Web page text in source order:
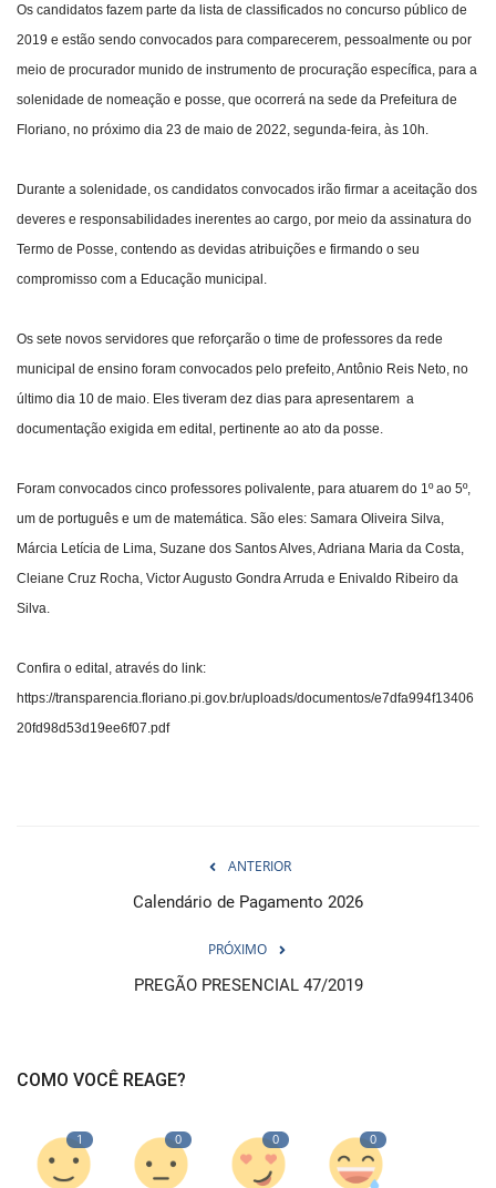
Os candidatos fazem parte da lista de classificados no concurso público de
2019 e estão sendo convocados para comparecerem, pessoalmente ou por
meio de procurador munido de instrumento de procuração específica, para a
solenidade de nomeação e posse, que ocorrerá na sede da Prefeitura de
Floriano, no próximo dia 23 de maio de 2022, segunda-feira, às 10h.
Durante a solenidade, os candidatos convocados irão firmar a aceitação dos
deveres e responsabilidades inerentes ao cargo, por meio da assinatura do
Termo de Posse, contendo as devidas atribuições e firmando o seu
compromisso com a Educação municipal.
Os sete novos servidores que reforçarão o time de professores da rede
municipal de ensino foram convocados pelo prefeito, Antônio Reis Neto, no
último dia 10 de maio. Eles tiveram dez dias para apresentarem a
documentação exigida em edital, pertinente ao ato da posse.
Foram convocados cinco professores polivalente, para atuarem do 1º ao 5º,
um de português e um de matemática. São eles: Samara Oliveira Silva,
Márcia Letícia de Lima, Suzane dos Santos Alves, Adriana Maria da Costa,
Cleiane Cruz Rocha, Victor Augusto Gondra Arruda e Enivaldo Ribeiro da
Silva.
Confira o edital, através do link:
https://transparencia.floriano.pi.gov.br/uploads/documentos/e7dfa994f13406
20fd98d53d19ee6f07.pdf
ANTERIOR
Calendário de Pagamento 2026
PRÓXIMO
PREGÃO PRESENCIAL 47/2019
COMO VOCÊ REAGE?
1 0 0 0